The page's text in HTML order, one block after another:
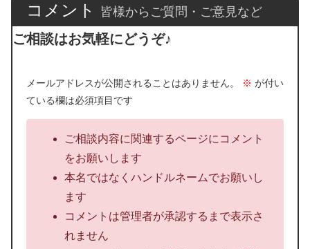
コメント 皆様からご質問・ご意見など
ご相談はお気軽にどうぞ♪
メールアドレスが公開されることはありません。 ※ が付い
ている欄は必須項目です
ご相談内容に関連するページにコメント
をお願いします
本名ではなくハンドルネームでお願いし
ます
コメントは管理者が承認するまで表示さ
れません